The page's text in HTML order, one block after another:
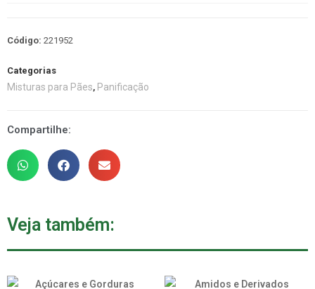
Código: 221952
Categorias
Misturas para Pães, Panificação
Compartilhe:
Veja também: